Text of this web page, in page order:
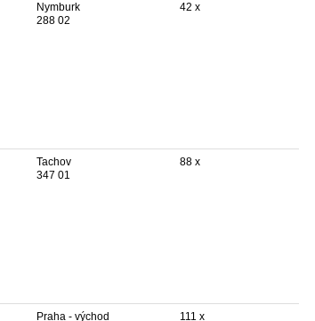
Nymburk
288 02
42 x
Tachov
347 01
88 x
Praha - východ
111 x